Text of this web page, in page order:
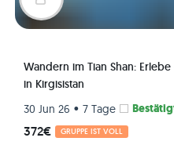
Wandern im Tian Shan:
in Kirgisistan
30 Jun 26 • 7 Tage
372€ GRUPPE IST VOLL